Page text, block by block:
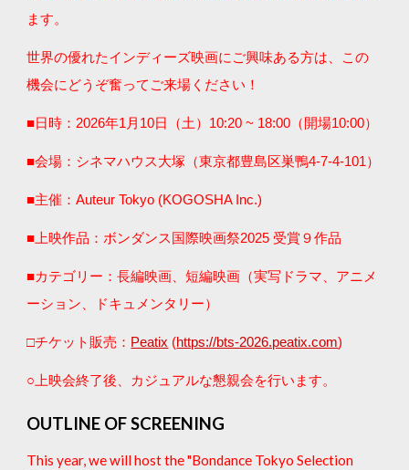
ます。
世界の優れたインディーズ映画にご興味ある方は、この
機会にどうぞ奮ってご来場ください！
■日時：2026年1月10日（土 ）10:20 ~ 18:00（開場10:00）
■会場：シネマハウス大塚（東京都豊島区巣鴨4-7-4-101）
■主催：Auteur Tokyo (KOGOSHA Inc.)
■上映作品：ボンダンス国際映画祭2025 受賞９作品
■カテゴリー：長編映画、短編映画（実写ドラマ、アニメ
ーション、ドキュメンタリー）
□チケット販売： Peatix (https://bts-2026.peatix.com)
○上映会終了後、カジュアルな懇親会を行います。
OUTLINE OF SCREENING
This year, we will host the "Bondance Tokyo Selection